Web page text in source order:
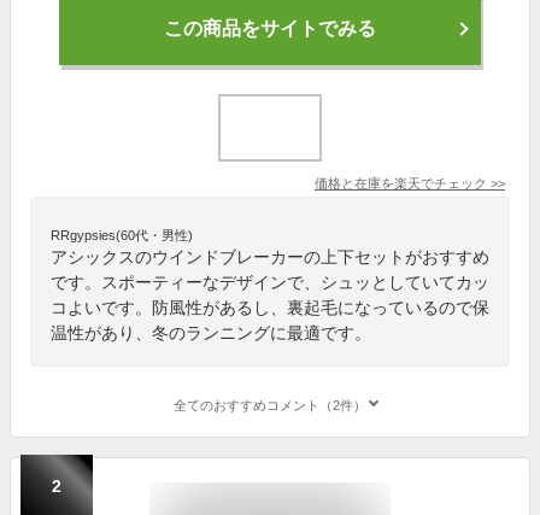
この商品をサイトでみる
価格と在庫を楽天でチェック >>
RRgypsies(60代・男性)
アシックスのウインドブレーカーの上下セットがおすすめ
です。スポーティーなデザインで、シュッとしていてカッ
コよいです。防風性があるし、裏起毛になっているので保
温性があり、冬のランニングに最適です。
全てのおすすめコメント（2件）
2